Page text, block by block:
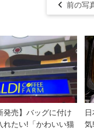
前の写